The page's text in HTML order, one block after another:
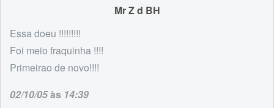
Mr Z d BH
Essa doeu !!!!!!!!!
Foi meio fraquinha !!!!
Primeirao de novo!!!!
02/10/05às 14:39